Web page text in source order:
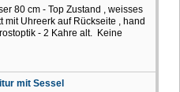
80 cm - Top Zustand , weisses
mit Uhreerk auf Rückseite , hand
- 2 Kahre alt. Keine
mit Sessel